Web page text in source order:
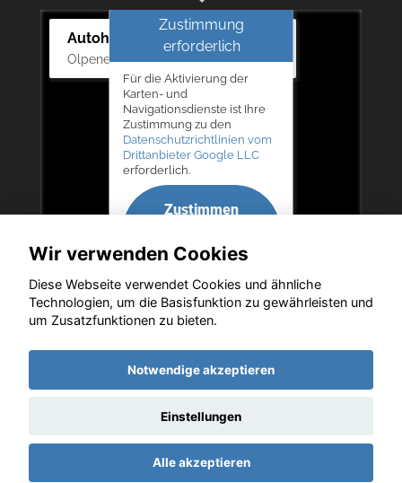
Autohaus Bernd Lurz KG
Olpener Str. 31, 51766 Engelskirchen
Zustimmung
erforderlich
Für die Aktivierung der
Karten- und
Navigationsdienste ist Ihre
Zustimmung zu den
Datenschutzrichtlinien vom
Drittanbieter Google LLC
erforderlich.
Zustimmen
aktivieren
Copyright © 2026. Autohaus Bernd Lurz KG
Datenschutz Impressum AGB
Wir verwenden Cookies
Diese Webseite verwendet Cookies und ähnliche
Technologien, um die Basisfunktion zu gewährleisten und
um Zusatzfunktionen zu bieten.
Notwendige akzeptieren
Einstellungen
Alle akzeptieren